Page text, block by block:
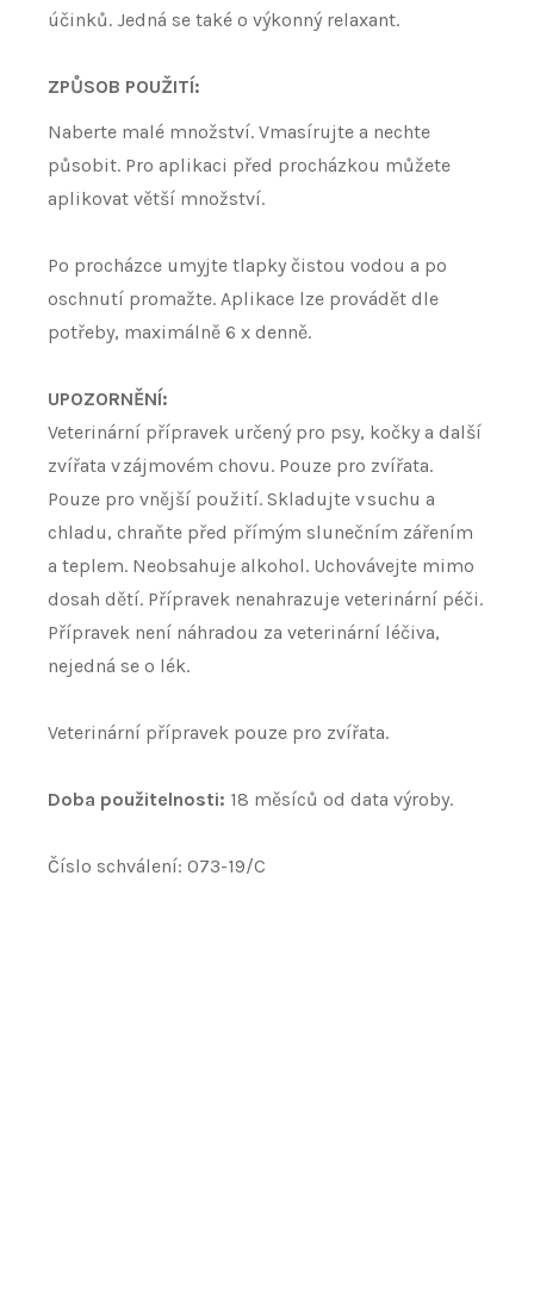
účinků. Jedná se také o výkonný relaxant.
ZPŮSOB POUŽITÍ:
Naberte malé množství. Vmasírujte a nechte
působit. Pro aplikaci před procházkou můžete
aplikovat větší množství.
Po procházce umyjte tlapky čistou vodou a po
oschnutí promažte. Aplikace lze provádět dle
potřeby, maximálně 6 x denně.
UPOZORNĚNÍ:
Veterinární přípravek určený pro psy, kočky a další
zvířata v zájmovém chovu. Pouze pro zvířata.
Pouze pro vnější použití. Skladujte v suchu a
chladu, chraňte před přímým slunečním zářením
a teplem. Neobsahuje alkohol. Uchovávejte mimo
dosah dětí. Přípravek nenahrazuje veterinární péči.
Přípravek není náhradou za veterinární léčiva,
nejedná se o lék.
Veterinární přípravek pouze pro zvířata.
Doba použitelnosti: 18 měsíců od data výroby.
Číslo schválení: 073-19/C